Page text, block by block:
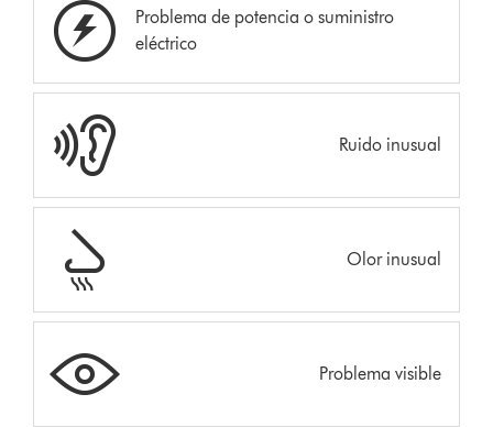
Problema de potencia o suministro
eléctrico
Ruido inusual
Olor inusual
Problema visible